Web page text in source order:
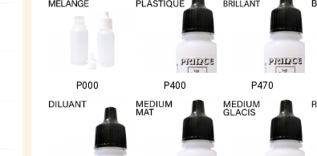
P000 P400 P470